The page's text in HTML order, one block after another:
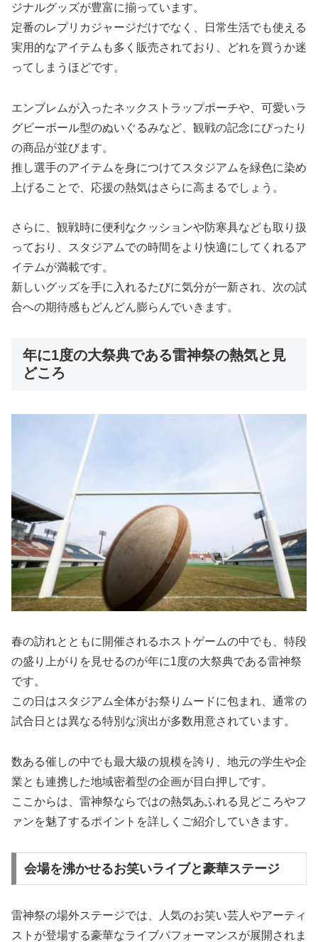
ジナルグッズが豊富に揃っています。
定番のレプリカジャージだけでなく、日常生活でも使える
実用的なアイテムも多く販売されており、どれを買うか迷
ってしまうほどです。
エンブレムが入ったネックストラップポーチや、可愛いラ
グビーボール型のぬいぐるみなど、観戦の記念にぴったり
の商品が並びます。
推し選手のアイテムを身につけてスタジアムを緑色に染め
上げることで、応援の熱気はさらに高まるでしょう。
さらに、観戦時に便利なクッションや防寒具なども取り扱
っており、スタジアムでの時間をより快適にしてくれるア
イテムが満載です。
新しいグッズを手に入れるたびに気分が一新され、次の試
合への期待感もどんどん膨らんでいきます。
年に1度の大祭典である雷神祭の熱気と見
どころ
春の訪れとともに開催されるホストゲームの中でも、特段
の盛り上がりを見せるのが年に1度の大祭典である雷神祭
です。
この日はスタジアム全体がお祭りムードに包まれ、通常の
試合日とは異なる特別な演出が多数用意されています。
数ある催しの中でも最大級の規模を誇り、地元の学生や企
業とも連携した地域密着型の企画が目白押しです。
ここからは、雷神祭ならではの熱気あふれる見どころやフ
ァンを魅了するポイントを詳しくご紹介していきます。
会場を沸かせるお笑いライブと豪華ステージ
雷神祭の場外ステージでは、人気のお笑い芸人やアーティ
ストが登場する豪華なライブパフォーマンスが展開されま